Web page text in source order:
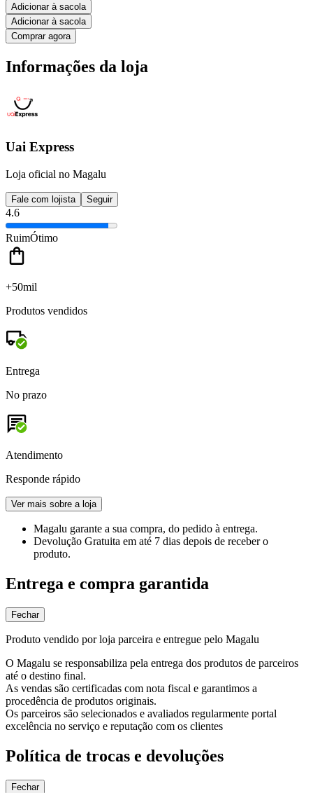
Adicionar à sacola
Adicionar à sacola
Comprar agora
Informações da loja
Uai Express
Loja oficial no Magalu
Fale com lojista Seguir
4.6
RuimÓtimo
+50mil
Produtos vendidos
Entrega
No prazo
Atendimento
Responde rápido
Ver mais sobre a loja
Magalu garante a sua compra, do pedido à entrega.
Devolução Gratuita em até 7 dias depois de receber o
produto.
Entrega e compra garantida
Fechar
Produto vendido por loja parceira e entregue pelo Magalu
O Magalu se responsabiliza pela entrega dos produtos de parceiros
até o destino final.
As vendas são certificadas com nota fiscal e garantimos a
procedência de produtos originais.
Os parceiros são selecionados e avaliados regularmente portal
excelência no serviço e reputação com os clientes
Política de trocas e devoluções
Fechar